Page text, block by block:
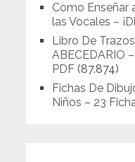
Como Enseñar
las Vocales –
Libro De
ABECEDARIO
PDF (87.874)
Fichas De
Niños – 23